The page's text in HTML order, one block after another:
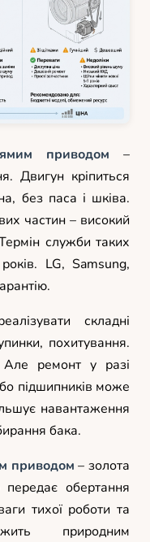
приводом –
Двигун кріпиться
без паса і шківа.
частин – високий
служби таких
LG, Samsung,
складні
похитування.
ремонт у разі
підшипників може
навантаження
бака.
приводом – золота
обертання
тихої роботи та
природним